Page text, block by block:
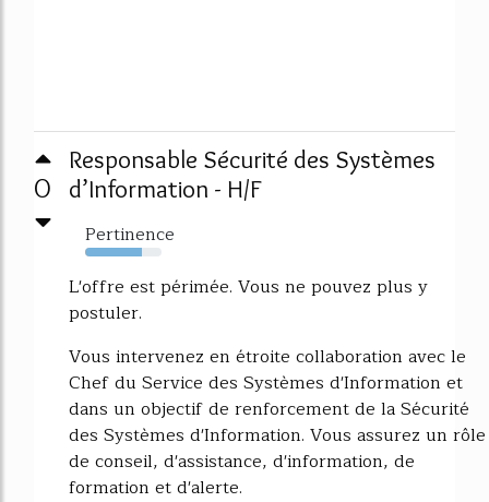
0
Responsable Sécurité des Systèmes
d’Information - H/F
Pertinence
74%
L'offre est périmée. Vous ne pouvez plus y
postuler.
Vous intervenez en étroite collaboration avec le
Chef du Service des Systèmes d'Information et
dans un objectif de renforcement de la Sécurité
des Systèmes d'Information. Vous assurez un rôle
de conseil, d'assistance, d'information, de
formation et d'alerte.